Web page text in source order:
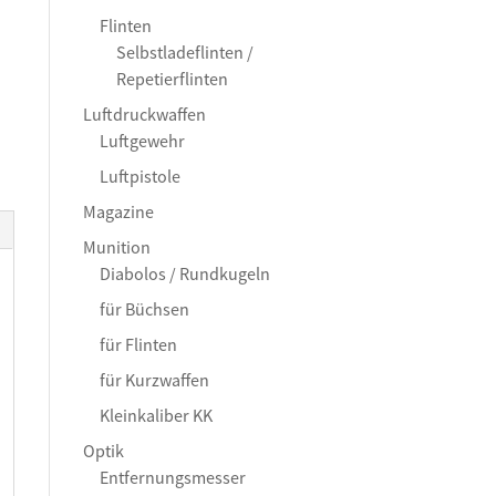
Flinten
Selbstladeflinten /
Repetierflinten
Luftdruckwaffen
Luftgewehr
Luftpistole
Magazine
Munition
Diabolos / Rundkugeln
für Büchsen
für Flinten
für Kurzwaffen
Kleinkaliber KK
Optik
Entfernungsmesser